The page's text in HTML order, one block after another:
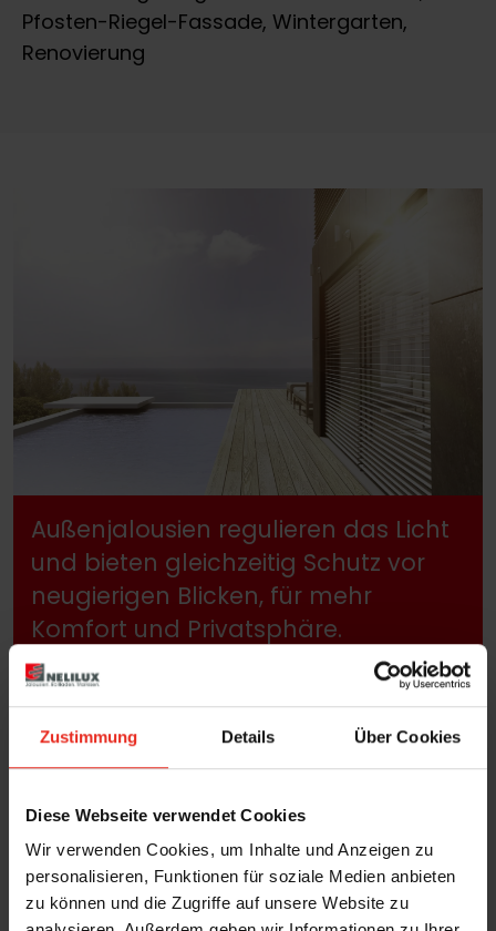
Zustimmung Details Über Cookies
Diese Webseite verwendet Cookies
Wir verwenden Cookies, um Inhalte und Anzeigen zu
personalisieren, Funktionen für soziale Medien anbieten
zu können und die Zugriffe auf unsere Website zu
Pfosten-Riegel-Fassade, Wintergarten,
Renovierung
Außenjalousien regulieren das Licht
und bieten gleichzeitig Schutz vor
neugierigen Blicken, für mehr
Komfort und Privatsphäre.